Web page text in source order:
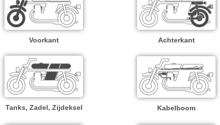
Voorkant Achterkant
Tanks, Zadel, Zijdeksel Kabelboom